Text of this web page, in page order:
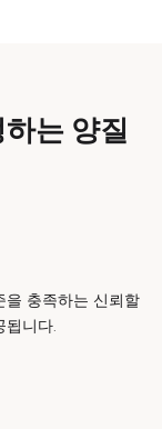
는 양질
을 충족하는 신뢰할
됩니다.